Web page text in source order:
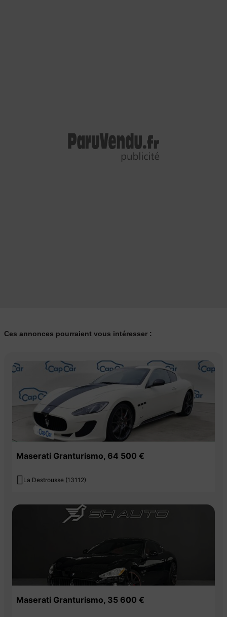
Ces annonces pourraient vous intéresser :
Maserati Granturismo, 64 500 €
 La Destrousse (13112)
Maserati Granturismo, 35 600 €